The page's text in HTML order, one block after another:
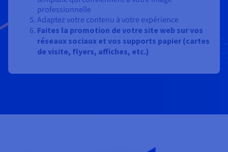
professionnelle
Adaptez votre contenu à votre expérience
Faites la promotion de votre site web sur vos
réseaux sociaux et vos supports papier (cartes
de visite, flyers, affiches, etc.)